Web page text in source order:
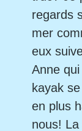
regards
mer
eux
Anne
kayak
en plus
nous!